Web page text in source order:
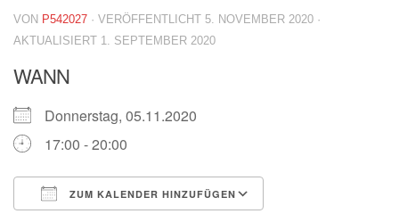
VON P542027 · VERÖFFENTLICHT 5. NOVEMBER 2020 ·
AKTUALISIERT 1. SEPTEMBER 2020
WANN
Donnerstag, 05.11.2020
17:00 - 20:00
ZUM KALENDER HINZUFÜGEN